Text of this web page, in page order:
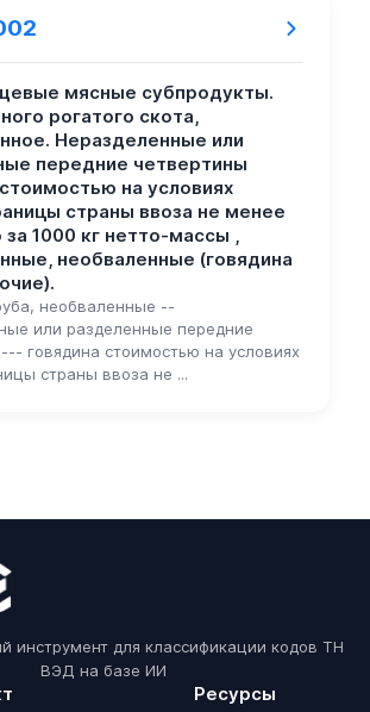
мясные субпродукты.
рогатого скота,
Неразделенные или
передние четвертины
на условиях
страны ввоза не менее
1000 кг нетто-массы ,
необваленные (говядина
необваленные --
или разделенные передние
говядина стоимостью на условиях
страны ввоза не ...
инструмент для классификации кодов ТН
ВЭД на базе ИИ
Ресурсы